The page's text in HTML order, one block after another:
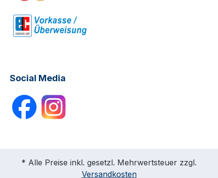
Social Media
* Alle Preise inkl. gesetzl. Mehrwertsteuer zzgl.
Versandkosten